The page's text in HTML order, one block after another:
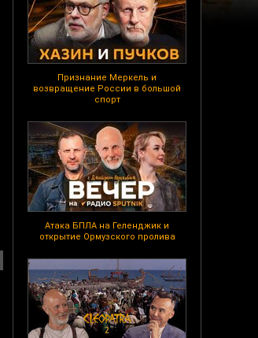
Признание Меркель и
возвращение России в большой
спорт
Атака БПЛА на Геленджик и
открытие Ормузского пролива